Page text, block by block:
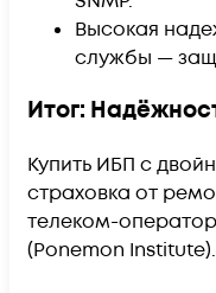
Высокая
службы —
Итог:
Купить ИБП с
страховка от
телеком-
(Ponemon Institute).